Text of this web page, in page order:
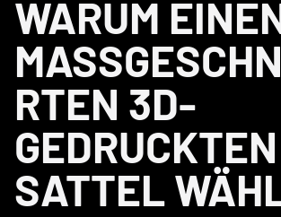
WARUM
RTEN 3D-
GEDRUCKTEN
SATTEL